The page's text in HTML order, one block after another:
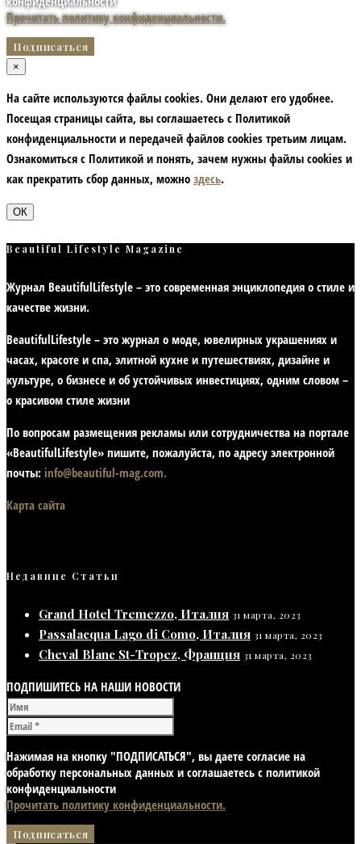
Прочитать политику конфиденциальности.
×
На сайте используются файлы cookies. Они делают его удобнее.
Посещая страницы сайта, вы соглашаетесь с Политикой
конфиденциальности и передачей файлов cookies третьим лицам.
Ознакомиться с Политикой и понять, зачем нужны файлы сookies и
как прекратить сбор данных, можно здесь.
ОК
Beautiful Lifestyle Magazine
Журнал BeautifulLifestyle – это современная энциклопедия о стиле и
качестве жизни.
BeautifulLifestyle – это журнал о моде, ювелирных украшениях и
часах, красоте и спа, элитной кухне и путешествиях, дизайне и
культуре, о бизнесе и об устойчивых инвестициях, одним словом –
о красивом стиле жизни
По вопросам размещения рекламы или сотрудничества на портале
«BeautifulLifestyle» пишите, пожалуйста, по адресу электронной
почты: info@beautiful-mag.com.
Карта сайта
Недавние Статьи
Grand Hotel Tremezzo, Италия 31 марта, 2023
Passalacqua Lago di Como, Италия 31 марта, 2023
Cheval Blanc St-Tropez, Франция 31 марта, 2023
ПОДПИШИТЕСЬ НА НАШИ НОВОСТИ
Нажимая на кнопку "ПОДПИСАТЬСЯ", вы даете согласие на
обработку персональных данных и соглашаетесь с политикой
конфиденциальности
Прочитать политику конфиденциальности.